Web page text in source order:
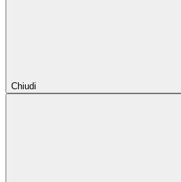
Chiudi